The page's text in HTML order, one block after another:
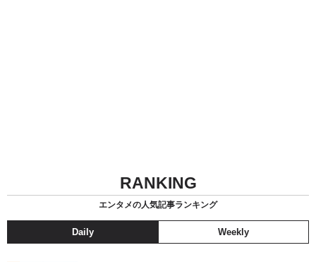
RANKING
エンタメの人気記事ランキング
Daily Weekly